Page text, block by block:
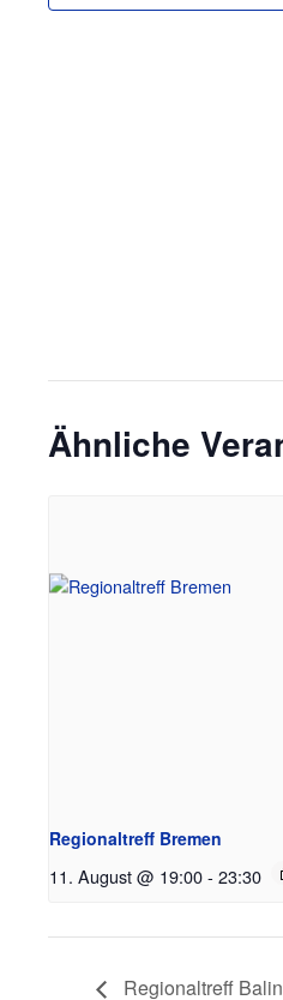
Ähnliche
Regionaltreff Bremen
11. August @ 19:00- 23:30
Regionaltreff